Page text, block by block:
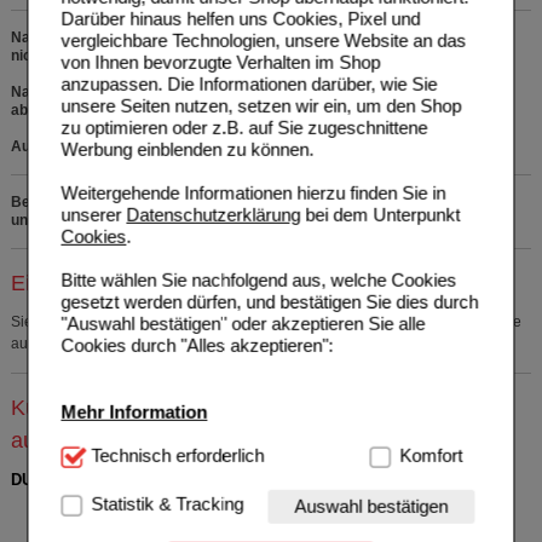
Darüber hinaus helfen uns Cookies, Pixel und
vergleichbare Technologien, unsere Website an das
von Ihnen bevorzugte Verhalten im Shop
anzupassen. Die Informationen darüber, wie Sie
unsere Seiten nutzen, setzen wir ein, um den Shop
zu optimieren oder z.B. auf Sie zugeschnittene
Werbung einblenden zu können.
Weitergehende Informationen hierzu finden Sie in
unserer Datenschutzerklärungbei dem Unterpunkt
Cookies.
Bitte wählen Sie nachfolgend aus, welche Cookies
gesetzt werden dürfen, und bestätigen Sie dies durch
"Auswahl bestätigen" oder akzeptieren Sie alle
Cookies durch "Alles akzeptieren":
Mehr Information
Technisch Notwendig:Hierbei handelt es sich um
Website notwendig sind (z.B. Navigation, Warenkorb,
Kundenkonto), weshalb auf diese nicht verzichtet
Technisch erforderlich Komfort
Statistik & Tracking Auswahl bestätigen
Nahrungsergänzungsmittel. Die empfohlene Verzehrmenge pro Tag darf
nicht überschritten werden.
Nahrungsergänzungsmittel sind kein Ersatz für eine ausgewogene,
abwechslungsreiche Ernährung und eine gesunde Lebensweise.
Außerhalb der Reichweite von Kindern lagern.
Bei Fragen zu den Inhaltsstoffen rufen Sie uns bitte kostenfrei
unter 0800 - 10 11 422 an.
Einkaufsliste auswählen
Sie müssen sich anmelden um den ausgewählten Artikel in eine Einkaufsliste
aufzunehmen.
Kunden, die dieses Produkt gekauft haben, kauften
auch
DULCOLAX 10 mg Zäpfchen
A. Nattermann & Cie GmbH